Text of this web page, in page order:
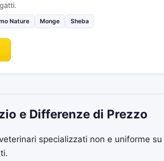
Nature Monge Sheba
e Differenze di Prezzo
specializzati non e uniforme